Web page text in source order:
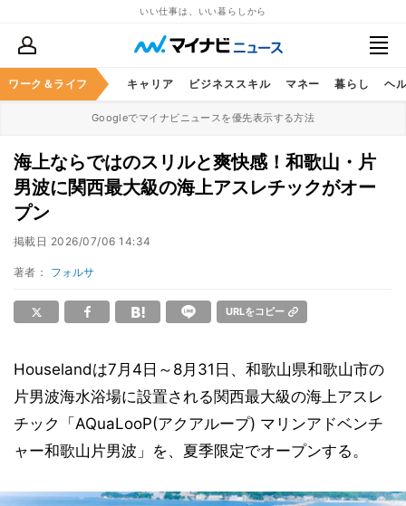
いい仕事は、いい暮らしから
ワーク＆ライフ キャリア ビジネススキル マネー 暮らし ヘ
Googleでマイナビニュースを優先表示する方法
海上ならではのスリルと爽快感！和歌山・片
男波に関西最大級の海上アスレチックがオー
プン
掲載日 2026/07/06 14:34
著者： フォルサ
URLをコピー
Houselandは7月4日～8月31日、和歌山県和歌山市の
片男波海水浴場に設置される関西最大級の海上アスレ
チック「AQuaLooP(アクアループ) マリンアドベンチ
ャー和歌山片男波」を、夏季限定でオープンする。